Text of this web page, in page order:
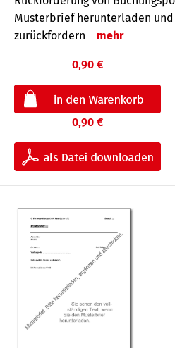
Musterbrief herunterladen und
zurückfordern
mehr
0,90 €
0,90 €